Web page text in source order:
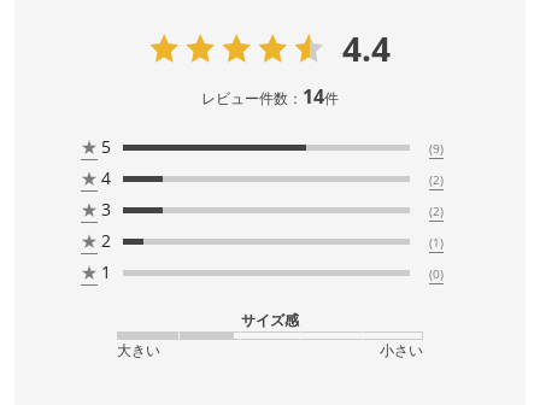
4.4
レビュー件数： 14件
★ 5 (9)
★ 4 (2)
★ 3 (2)
★ 2 (1)
★ 1 (0)
サイズ感
大きい
小さい